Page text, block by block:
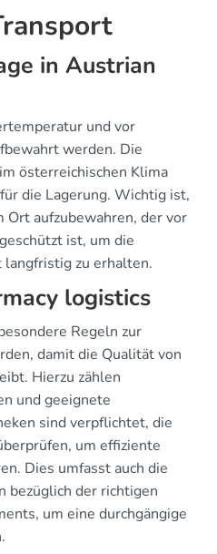
in Austrian
und vor
werden. Die
österreichischen Klima
die Lagerung. Wichtig ist,
Ort aufzubewahren, der vor
ist, um die
zu erhalten.
logistics
Regeln zur
damit die Qualität von
Hierzu zählen
und geeignete
sind verpflichtet, die
um effiziente
Dies umfasst auch die
bezüglich der richtigen
um eine durchgängige